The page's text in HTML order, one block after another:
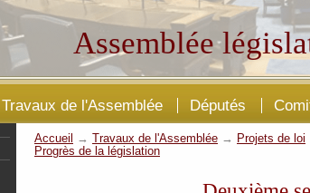
Assemblée
Travaux de l'Assemblée Députés
Accueil → Travaux de l'Assemblée → Projets de loi
Progrès de la législation